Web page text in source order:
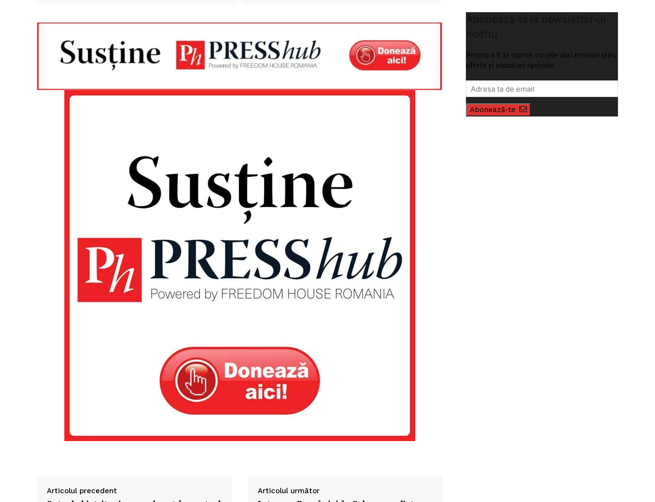
Articolul precedent Articolul următor
Pentru a fi la curent cu cele mai recente știri,
oferte și anunțuri speciale.
Abonează-te